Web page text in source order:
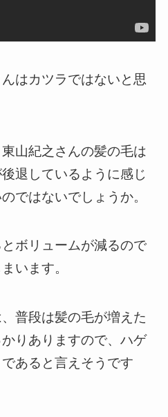
はカツラではないと思
山紀之さんの髪の毛は
退しているように感じ
ではないでしょうか。
ボリュームが減るので
います。
普段は髪の毛が増えた
りありますので、ハゲ
あると言えそうです